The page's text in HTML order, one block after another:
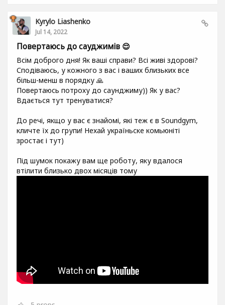
Kyrylo Liashenko
Jul 14, 2022
Повертаюсь до сауджимів 😌
Всім доброго дня! Як ваші справи? Всі живі здорові?
Сподіваюсь, у кожного з вас і ваших близьких все
більш-менш в порядку 🙏
Повертаюсь потроху до саунджиму)) Як у вас?
Вдається тут тренуватися?
До речі, якщо у вас є знайомі, які теж є в Soundgym,
кличте їх до групи! Нехай україньске комьюніті
зростає і тут)
Під шумок покажу вам ще роботу, яку вдалося
втілити близько двох місяців тому